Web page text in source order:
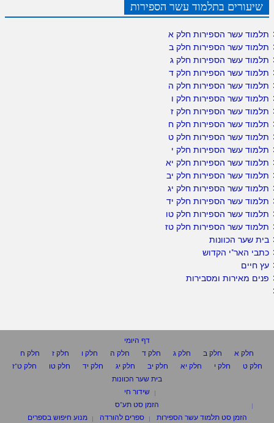
שיעורים בתלמוד עשר הספירות
תלמוד עשר הספירות חלק א
תלמוד עשר הספירות חלק ב
תלמוד עשר הספירות חלק ג
תלמוד עשר הספירות חלק ד
תלמוד עשר הספירות חלק ה
תלמוד עשר הספירות חלק ו
תלמוד עשר הספירות חלק ז
תלמוד עשר הספירות חלק ח
תלמוד עשר הספירות חלק ט
תלמוד עשר הספירות חלק י
תלמוד עשר הספירות חלק יא
תלמוד עשר הספירות חלק יב
תלמוד עשר הספירות חלק יג
תלמוד עשר הספירות חלק יד
תלמוד עשר הספירות חלק טו
תלמוד עשר הספירות חלק טז
בית שער הכוונות
כתבי האר"י הקדוש
עץ חיים
פנים מאירות ומסבירות
דף היומי
חלק א
חלק ב חלק ג חלק ד חלק ה חלק ו חלק ז
חלק ח
חלק ט
חלק י חלק יא חלק יב חלק יג חלק יד חלק טו
חלק ט"ז
בית שער הכוונות
שידור חי
הזמן סט תע"ס
הזמן סט תלמוד עשר הספירות
ספרים להורדה מנוע חיפוש בספרים